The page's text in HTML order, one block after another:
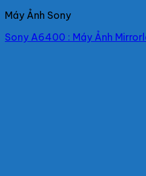
Máy Ảnh Sony
Sony A6400 : Máy Ảnh